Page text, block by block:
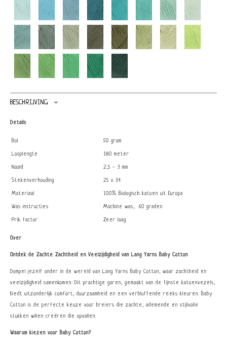
BESCHRIJVING
Details
Bol 50 gram
Looplengte 180 meter
Naald 2,5 - 3 mm
Stekenverhouding 25 x 34
Materiaal 100% Biologisch katoen uit Europa
Was instructies Machine was, 60 graden
Prik factor Zeer laag
Over
Ontdek de Zachte Zachtheid en Veelzijdigheid van Lang Yarns Baby Cotton
Dompel jezelf onder in de wereld van Lang Yarns Baby Cotton, waar zachtheid en
veelzijdigheid samenkomen. Dit prachtige garen, gemaakt van de fijnste katoenvezels,
biedt uitzonderlijk comfort, duurzaamheid en een verbluffende reeks kleuren. Baby
Cotton is de perfecte keuze voor breiers die zachte, ademende en stijlvolle
stukken willen creëren die opvallen.
Waarom kiezen voor Baby Cotton?